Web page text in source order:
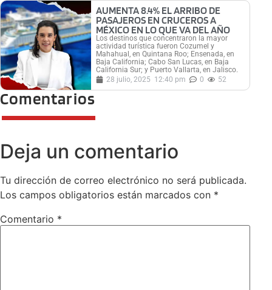
AUMENTA 8.4% EL ARRIBO DE
PASAJEROS EN CRUCEROS A
MÉXICO EN LO QUE VA DEL AÑO
Los destinos que concentraron la mayor
actividad turística fueron Cozumel y
Mahahual, en Quintana Roo; Ensenada, en
Baja California; Cabo San Lucas, en Baja
California Sur; y Puerto Vallarta, en Jalisco.
28 julio, 2025 12:40 pm 0 52
Comentarios
Deja un comentario
Tu dirección de correo electrónico no será publicada.
Los campos obligatorios están marcados con *
Comentario *